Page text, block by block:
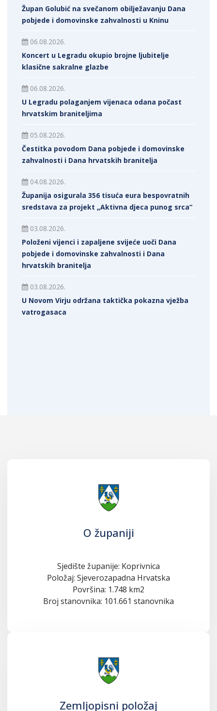
Župan Golubić na svečanom obilježavanju Dana
pobjede i domovinske zahvalnosti u Kninu
06.08.2026.
Koncert u Legradu okupio brojne ljubitelje
klasične sakralne glazbe
06.08.2026.
U Legradu polaganjem vijenaca odana počast
hrvatskim braniteljima
05.08.2026.
Čestitka povodom Dana pobjede i domovinske
zahvalnosti i Dana hrvatskih branitelja
04.08.2026.
Županija osigurala 356 tisuća eura bespovratnih
sredstava za projekt „Aktivna djeca punog srca“
03.08.2026.
Položeni vijenci i zapaljene svijeće uoči Dana
pobjede i domovinske zahvalnosti i Dana
hrvatskih branitelja
03.08.2026.
U Novom Virju održana taktička pokazna vježba
vatrogasaca
O županiji
Sjedište županije: Koprivnica
Položaj: Sjeverozapadna Hrvatska
Površina: 1.748 km2
Broj stanovnika: 101.661 stanovnika
Zemljopisni položaj